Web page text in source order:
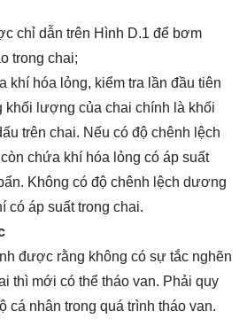
chỉ dẫn trên Hình D.1 để bơm
trong chai;
khí hóa lỏng, kiểm tra lần đầu tiên
khối lượng của chai chính là khối
trên chai. Nếu có độ chênh lệch
chứa khí hóa lỏng có áp suất
Không có độ chênh lệch dương
có áp suất trong chai.
được rằng không có sự tắc nghẽn
thì mới có thể tháo van. Phải quy
cá nhân trong quá trình tháo van.